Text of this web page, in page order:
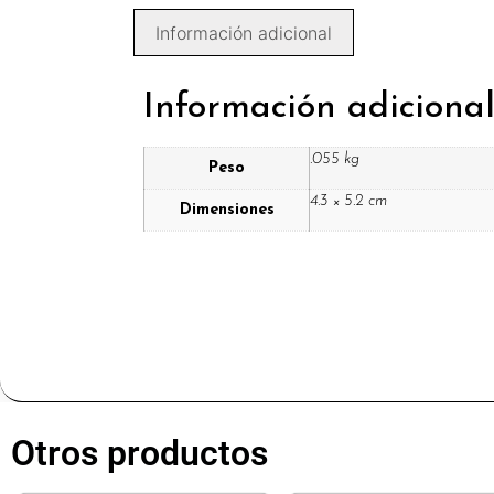
Información adicional
Información adicional
Peso
.055 kg
Dimensiones
4.3 × 5.2 cm
Otros productos